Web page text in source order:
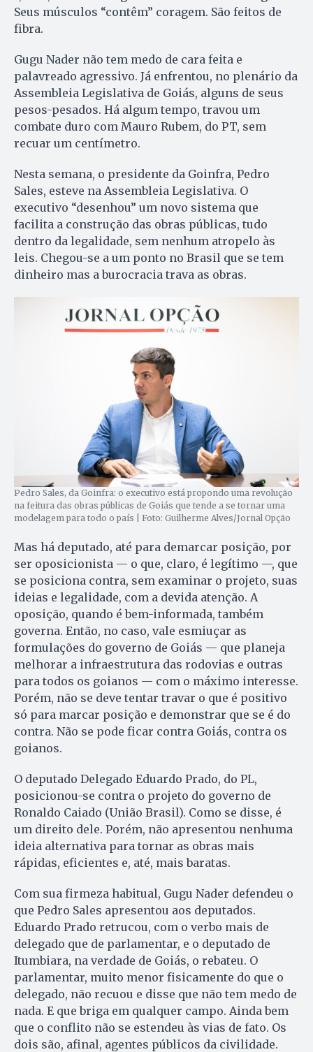
Seus músculos “contêm” coragem. São feitos de
fibra.
Gugu Nader não tem medo de cara feita e
palavreado agressivo. Já enfrentou, no plenário da
Assembleia Legislativa de Goiás, alguns de seus
pesos-pesados. Há algum tempo, travou um
combate duro com Mauro Rubem, do PT, sem
recuar um centímetro.
Nesta semana, o presidente da Goinfra, Pedro
Sales, esteve na Assembleia Legislativa. O
executivo “desenhou” um novo sistema que
facilita a construção das obras públicas, tudo
dentro da legalidade, sem nenhum atropelo às
leis. Chegou-se a um ponto no Brasil que se tem
dinheiro mas a burocracia trava as obras.
Pedro Sales, da Goinfra: o executivo está propondo uma revolução
na feitura das obras públicas de Goiás que tende a se tornar uma
modelagem para todo o país | Foto: Guilherme Alves/Jornal Opção
Mas há deputado, até para demarcar posição, por
ser oposicionista — o que, claro, é legítimo —, que
se posiciona contra, sem examinar o projeto, suas
ideias e legalidade, com a devida atenção. A
oposição, quando é bem-informada, também
governa. Então, no caso, vale esmiuçar as
formulações do governo de Goiás — que planeja
melhorar a infraestrutura das rodovias e outras
para todos os goianos — com o máximo interesse.
Porém, não se deve tentar travar o que é positivo
só para marcar posição e demonstrar que se é do
contra. Não se pode ficar contra Goiás, contra os
goianos.
O deputado Delegado Eduardo Prado, do PL,
posicionou-se contra o projeto do governo de
Ronaldo Caiado (União Brasil). Como se disse, é
um direito dele. Porém, não apresentou nenhuma
ideia alternativa para tornar as obras mais
rápidas, eficientes e, até, mais baratas.
Com sua firmeza habitual, Gugu Nader defendeu o
que Pedro Sales apresentou aos deputados.
Eduardo Prado retrucou, com o verbo mais de
delegado que de parlamentar, e o deputado de
Itumbiara, na verdade de Goiás, o rebateu. O
parlamentar, muito menor fisicamente do que o
delegado, não recuou e disse que não tem medo de
nada. E que briga em qualquer campo. Ainda bem
que o conflito não se estendeu às vias de fato. Os
dois são, afinal, agentes públicos da civilidade.